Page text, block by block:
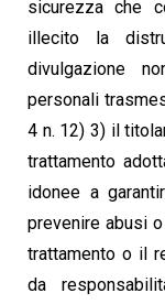
sicurezza che
illecito la
divulgazione
personali
4 n. 12) 3) il
trattamento
idonee a
prevenire abusi
trattamento o il
da